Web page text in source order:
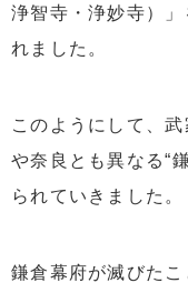
浄智寺・浄妙寺）
れました。
このようにして、
や奈良とも異なる“
られていきました。
鎌倉幕府が滅びた